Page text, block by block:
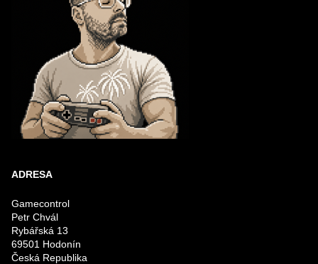
ADRESA
Gamecontrol
Petr Chvál
Rybářská 13
69501 Hodonín
Česká Republika